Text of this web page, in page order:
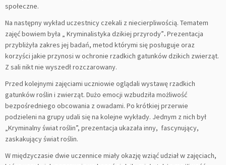
społeczne.
Na następny wykład uczestnicy czekali z niecierpliwością. Tematem
zajęć bowiem była „ Kryminalistyka dzikiej przyrody”.Prezentacja
przybliżyła zakres jej badań, metod którymi się posługuje oraz
korzyści jakie przynosi w ochronie rzadkich gatunków dzikich zwierząt.
Z sali nikt nie wyszedł rozczarowany.
Przed kolejnymi zajęciami uczniowie oglądali wystawę rzadkich
gatunków roślin i zwierząt. Dużo emocji wzbudziła możliwość
bezpośredniego obcowania z owadami. Po krótkiej przerwie
podzieleni na grupy udali się na kolejne wykłady. Jednym z nich był
„Kryminalny świat roślin”, prezentacja ukazała inny, fascynujący,
zaskakujący świat roślin.
W międzyczasie dwie uczennice miały okazję wziąć udział w zajęciach,